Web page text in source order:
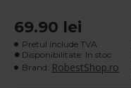
69.90 lei
Pretul include TVA
Disponibilitate: In stoc
Brand: RobestShop.ro